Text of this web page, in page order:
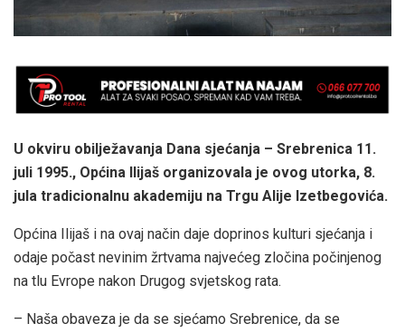
U okviru obilježavanja Dana sjećanja – Srebrenica 11.
juli 1995., Općina Ilijaš organizovala je ovog utorka, 8.
jula tradicionalnu akademiju na Trgu Alije Izetbegovića.
Općina Ilijaš i na ovaj način daje doprinos kulturi sjećanja i
odaje počast nevinim žrtvama najvećeg zločina počinjenog
na tlu Evrope nakon Drugog svjetskog rata.
– Naša obaveza je da se sjećamo Srebrenice, da se